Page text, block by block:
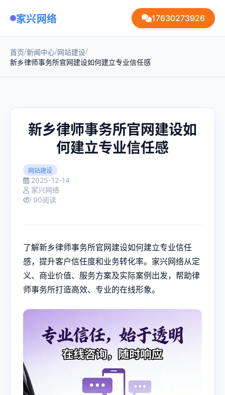
家兴网络 17630273926
首页/新闻中心/网站建设/
新乡律师事务所官网建设如何建立专业信任感
新乡律师事务所官网建设如
何建立专业信任感
网站建设
2025-12-14
家兴网络
90阅读
了解新乡律师事务所官网建设如何建立专业信任
感，提升客户信任度和业务转化率。家兴网络从定
义、商业价值、服务方案及实际案例出发，帮助律
师事务所打造高效、专业的在线形象。